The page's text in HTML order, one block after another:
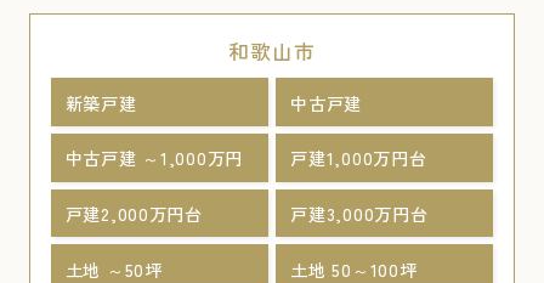
和歌山市
新築戸建 中古戸建
中古戸建 ～1,000万円 戸建1,000万円台
戸建2,000万円台 戸建3,000万円台
土地 ～50坪 土地 50～100坪